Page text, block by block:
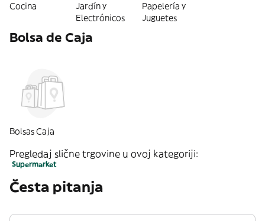
Cocina
Jardín y
Electrónicos
Papelería y
Juguetes
Bolsa de Caja
Bolsas Caja
Pregledaj slične trgovine u ovoj kategoriji:
Supermarket
Česta pitanja